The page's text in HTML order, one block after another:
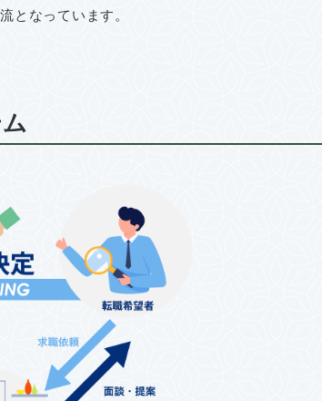
となっています。